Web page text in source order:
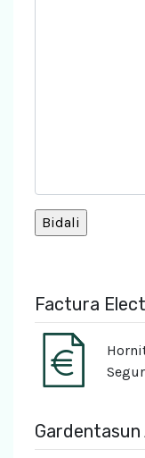
Factura
Gardentasun